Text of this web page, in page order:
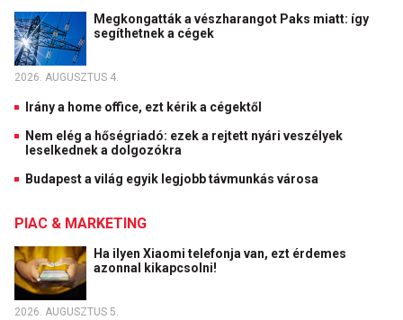
Megkongatták a vészharangot Paks miatt: így
segíthetnek a cégek
2026. AUGUSZTUS 4.
Irány a home office, ezt kérik a cégektől
Nem elég a hőségriadó: ezek a rejtett nyári veszélyek
leselkednek a dolgozókra
Budapest a világ egyik legjobb távmunkás városa
PIAC & MARKETING
Ha ilyen Xiaomi telefonja van, ezt érdemes
azonnal kikapcsolni!
2026. AUGUSZTUS 5.